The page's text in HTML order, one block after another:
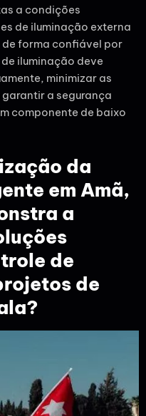
a condições
de iluminação externa
forma confiável por
de iluminação deve
minimizar as
a segurança
componente de baixo
da
em Amã,
a
de
de